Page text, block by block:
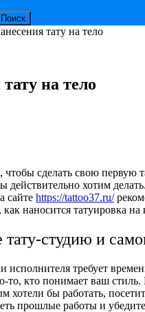
тату на тело
на тело
сделать свою первую
действительно хотим
сайте https://tattoo37.ru/
наносится татуировка на
студию и
исполнителя требует
кто понимает ваш
хотели бы работать,
прошлые работы и